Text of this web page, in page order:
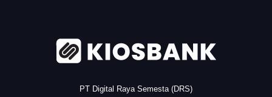
.
PT Digital Raya Semesta (DRS)